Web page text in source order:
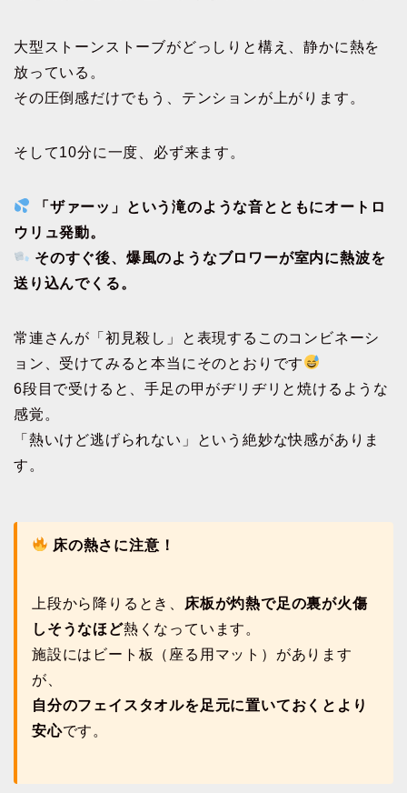
大型ストーンストーブがどっしりと構え、静かに熱を
放っている。
その圧倒感だけでもう、テンションが上がります。
そして10分に一度、必ず来ます。
「ザァーッ」という滝のような音とともにオートロ
ウリュ発動。
そのすぐ後、爆風のようなブロワーが室内に熱波を
送り込んでくる。
常連さんが「初見殺し」と表現するこのコンビネーシ
ョン、受けてみると本当にそのとおりです
6段目で受けると、手足の甲がヂリヂリと焼けるような
感覚。
「熱いけど逃げられない」という絶妙な快感がありま
す。
床の熱さに注意！
上段から降りるとき、
床板が灼熱で足の裏が火傷
しそうなほど熱くなっています。
施設にはビート板（座る用マット）があります
が、
自分のフェイスタオルを足元に置いておくとより
安心です。